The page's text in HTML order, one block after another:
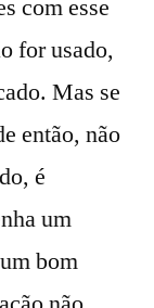
com esse
for usado,
Mas se
então, não
é
um
bom